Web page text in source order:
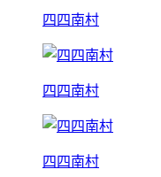
四四南村
四四南村
四四南村